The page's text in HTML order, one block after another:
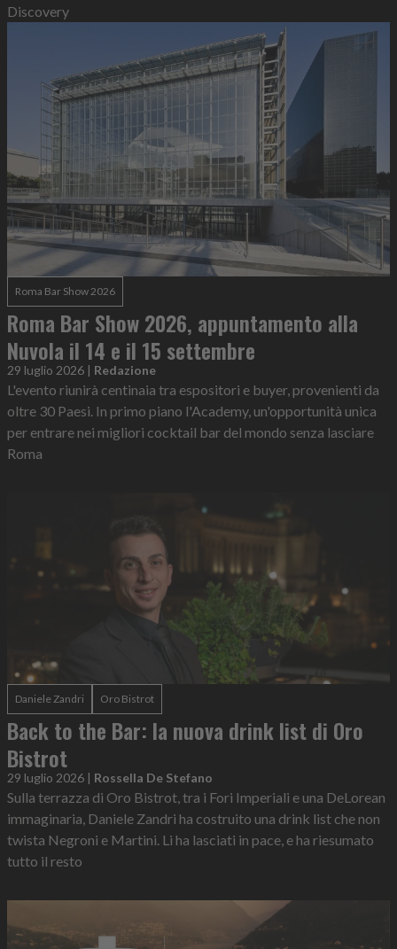
Discovery
Roma Bar Show 2026
Roma Bar Show 2026, appuntamento alla
Nuvola il 14 e il 15 settembre
29 luglio 2026 | Redazione
L'evento riunirà centinaia tra espositori e buyer, provenienti da
oltre 30 Paesi. In primo piano l'Academy, un'opportunità unica
per entrare nei migliori cocktail bar del mondo senza lasciare
Roma
Daniele Zandri Oro Bistrot
Back to the Bar: la nuova drink list di Oro
Bistrot
29 luglio 2026 | Rossella De Stefano
Sulla terrazza di Oro Bistrot, tra i Fori Imperiali e una DeLorean
immaginaria, Daniele Zandri ha costruito una drink list che non
twista Negroni e Martini. Li ha lasciati in pace, e ha riesumato
tutto il resto